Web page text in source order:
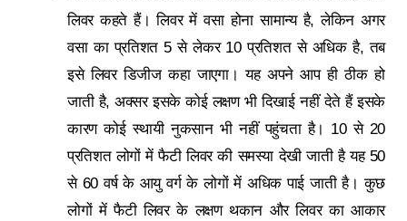
लिवर कहते हैं। लिवर में वसा होना सामान्‍य है, लेकिन अगर
वसा का प्रतिशत 5 से लेकर 10 प्रतिशत से अधिक है, तब
इसे लिवर डिजीज कहा जाएगा। यह अपने आप ही ठीक हो
जाती है, अक्सर इसके कोई लक्षण भी दिखाई नहीं देते हैं इसके
कारण कोई स्थायी नुकसान भी नहीं पहुंचता है। 10 से 20
प्रतिशत लोगों में फैटी लिवर की समस्‍या देखी जाती है यह 50
से 60 वर्ष के आयु वर्ग के लोगों में अधिक पाई जाती है। कुछ
लोगों में फैटी लिवर के लक्षण थकान और लिवर का आकार